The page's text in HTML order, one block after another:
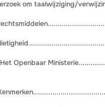
om taalwijziging/
Openbaar